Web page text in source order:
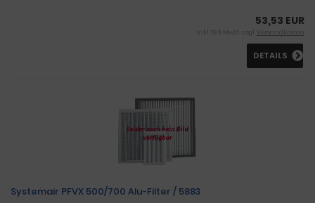
53,53 EUR
inkl. 19 % MwSt. zzgl. Versandkosten
DETAILS
Systemair PFVX 500/700 Alu-Filter / 5883